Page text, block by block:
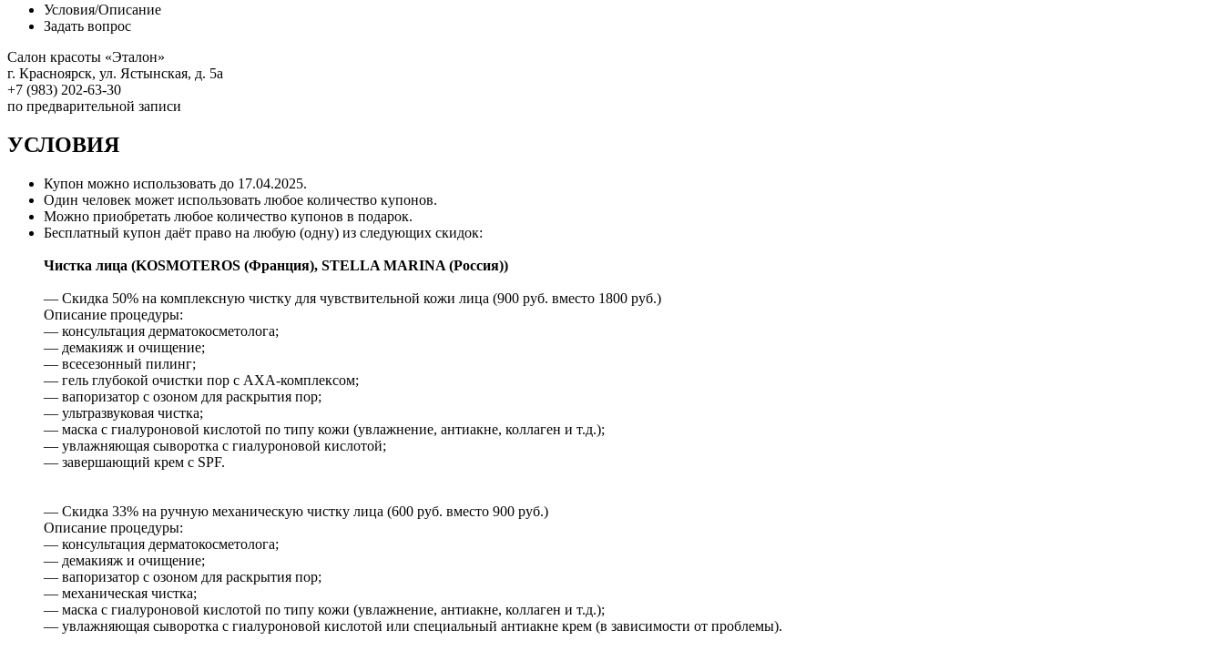
Условия/Описание
Задать вопрос
Салон красоты «Эталон»
г. Красноярск, ул. Ястынская, д. 5а
+7 (983) 202-63-30
по предварительной записи
УСЛОВИЯ
Купон можно использовать до 17.04.2025.
Один человек может использовать любое количество купонов.
Можно приобретать любое количество купонов в подарок.
Бесплатный купон даёт право на любую (одну) из следующих скидок:
Чистка лица (KOSMOTEROS (Франция), STELLA MARINA (Россия))
— Скидка 50% на комплексную чистку для чувствительной кожи лица (900 руб. вместо 1800 руб.)
Описание процедуры:
— консультация дерматокосметолога;
— демакияж и очищение;
— всесезонный пилинг;
— гель глубокой очистки пор с АХА-комплексом;
— вапоризатор с озоном для раскрытия пор;
— ультразвуковая чистка;
— маска с гиалуроновой кислотой по типу кожи (увлажнение, антиакне, коллаген и т.д.);
— увлажняющая сыворотка с гиалуроновой кислотой;
— завершающий крем с SPF.
— Скидка 33% на ручную механическую чистку лица (600 руб. вместо 900 руб.)
Описание процедуры:
— консультация дерматокосметолога;
— демакияж и очищение;
— вапоризатор с озоном для раскрытия пор;
— механическая чистка;
— маска с гиалуроновой кислотой по типу кожи (увлажнение, антиакне, коллаген и т.д.);
— увлажняющая сыворотка с гиалуроновой кислотой или специальный антиакне крем (в зависимости от проблемы).